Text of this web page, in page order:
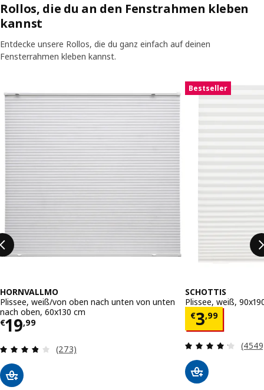
Rollos, die du an den Fenstrahmen kleben
kannst
Entdecke unsere Rollos, die du ganz einfach auf deinen
Fensterrahmen kleben​ kannst.
HORNVALLMO
Plissee, weiß/von oben nach unten von unten
nach oben, 60x130 cm
€19,99
Preis € 19,99
Überprüfung: 3.8 aus 5 sterne. Bewertungen
(273)
Bestseller
SCHOTTIS
Plissee, weiß,
€3,99
Preis €